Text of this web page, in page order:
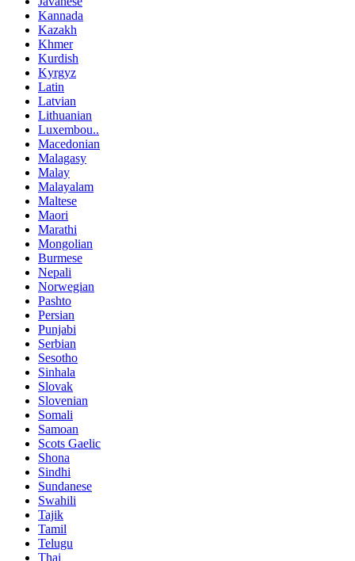
Kannada
Kazakh
Khmer
Kurdish
Kyrgyz
Latin
Latvian
Lithuanian
Luxembou..
Macedonian
Malagasy
Malay
Malayalam
Maltese
Maori
Marathi
Mongolian
Burmese
Nepali
Norwegian
Pashto
Persian
Punjabi
Serbian
Sesotho
Sinhala
Slovak
Slovenian
Somali
Samoan
Scots Gaelic
Shona
Sindhi
Sundanese
Swahili
Tajik
Tamil
Telugu
Thai